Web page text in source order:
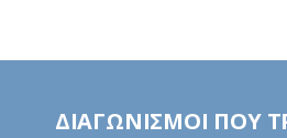
ΔΙΑΓΩΝΙΣΜΟΙ ΠΟΥ